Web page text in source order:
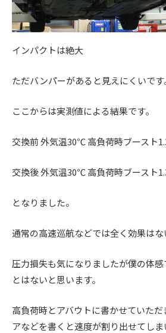
インパクトは絶大
ただバンパーがあると見えにくいです
ここからは実測値による結果です。
交換前 外気温30℃ 高負荷時ブースト
交換後 外気温30℃ 高負荷時ブースト
となりました。
通常の高速巡航などでは全く効果はな
圧力損失も気になりましたが僕の体
とはないと思います。
高負荷時とアバウトに書かせていた
アなどを書くと速度が割り出せてし